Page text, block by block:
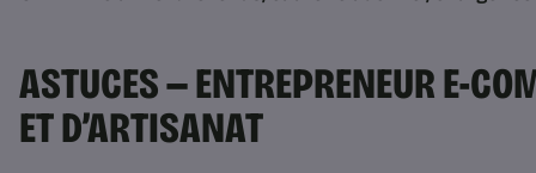
ASTUCES — ENTREPRENEUR E-
ET D’ARTISANAT